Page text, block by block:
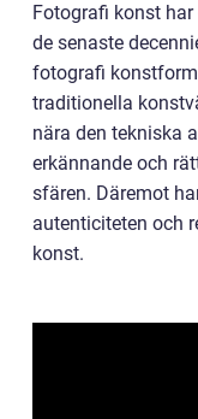
Fotografi konst
de senaste
fotografi
traditionella
nära den tekniska
erkännande och
sfären. Däremot
autenticiteten och
konst.